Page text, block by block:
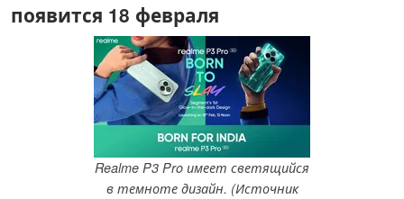
появится 18 февраля
Realme P3 Pro имеет светящийся
в темноте дизайн. (Источник